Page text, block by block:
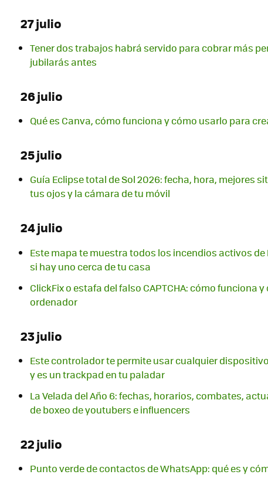
27 julio
Tener dos trabajos habrá servido para cobrar más
jubilarás antes
26 julio
Qué es Canva, cómo funciona y cómo usarlo para
25 julio
Guía Eclipse total de Sol 2026: fecha, hora, mejores
tus ojos y la cámara de tu móvil
24 julio
Este mapa te muestra todos los incendios activos
si hay uno cerca de tu casa
ClickFix o estafa del falso CAPTCHA: cómo funciona
ordenador
23 julio
Este controlador te permite usar cualquier
y es un trackpad en tu paladar
La Velada del Año 6: fechas, horarios, combates,
de boxeo de youtubers e influencers
22 julio
Punto verde de contactos de WhatsApp: qué es y